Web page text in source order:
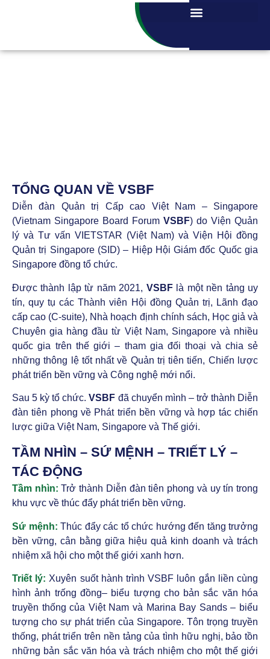
TỔNG QUAN VỀ VSBF
Diễn đàn Quản trị Cấp cao Việt Nam – Singapore
(Vietnam Singapore Board Forum VSBF) do Viện Quản
lý và Tư vấn VIETSTAR (Việt Nam) và Viện Hội đồng
Quản trị Singapore (SID) – Hiệp Hội Giám đốc Quốc gia
Singapore đồng tổ chức.
Được thành lập từ năm 2021, VSBFlà một nền tảng uy
tín, quy tụ các Thành viên Hội đồng Quản trị, Lãnh đạo
cấp cao (C-suite), Nhà hoạch định chính sách, Học giả và
Chuyên gia hàng đầu từ Việt Nam, Singapore và nhiều
quốc gia trên thế giới – tham gia đối thoại và chia sẻ
những thông lệ tốt nhất về Quản trị tiên tiến, Chiến lược
phát triển bền vững và Công nghệ mới nổi.
Sau 5 kỳ tổ chức.VSBF đã chuyển mình – trở thành Diễn
đàn tiên phong về Phát triển bền vững và hợp tác chiến
lược giữa Việt Nam, Singapore và Thế giới.
TẦM NHÌN – SỨ MỆNH – TRIẾT LÝ –
TÁC ĐỘNG
Tầm nhìn: Trở thành Diễn đàn tiên phong và uy tín trong
khu vực về thúc đẩy phát triển bền vững.
Sứ mệnh: Thúc đẩy các tổ chức hướng đến tăng trưởng
bền vững, cân bằng giữa hiệu quả kinh doanh và trách
nhiệm xã hội cho một thế giới xanh hơn.
Triết lý: Xuyên suốt hành trình VSBF luôn gắn liền cùng
hình ảnh trống đồng– biểu tượng cho bản sắc văn hóa
truyền thống của Việt Nam và Marina Bay Sands – biểu
tượng cho sự phát triển của Singapore. Tôn trọng truyền
thống, phát triển trên nền tảng của tình hữu nghị, bảo tồn
những bản sắc văn hóa và trách nhiệm cho một thế giới